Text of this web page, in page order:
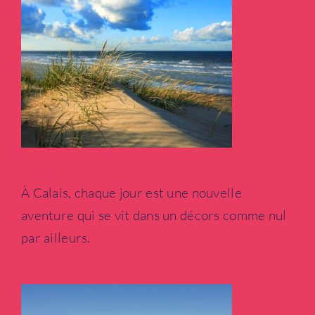
À Calais, chaque jour est une nouvelle
aventure qui se vit dans un décors comme nul
par ailleurs.
[Département] La Dordogne